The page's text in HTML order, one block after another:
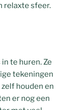
relaxte sfeer.
te huren. Ze
tekeningen
houden en
er nog een